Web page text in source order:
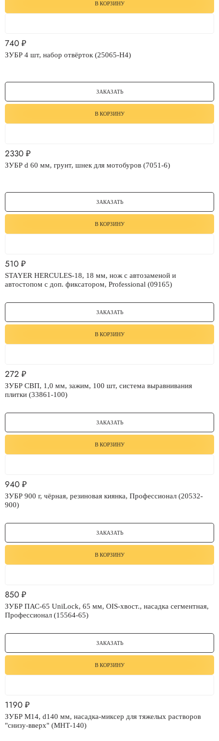
В КОРЗИНУ
740 ₽
ЗУБР 4 шт, набор отвёрток (25065-H4)
ЗАКАЗАТЬ
В КОРЗИНУ
2330 ₽
ЗУБР d 60 мм, грунт, шнек для мотобуров (7051-6)
ЗАКАЗАТЬ
В КОРЗИНУ
510 ₽
STAYER HERCULES-18, 18 мм, нож с автозаменой и
автостопом с доп. фиксатором, Professional (09165)
ЗАКАЗАТЬ
В КОРЗИНУ
272 ₽
ЗУБР СВП, 1,0 мм, зажим, 100 шт, система выравнивания
плитки (33861-100)
ЗАКАЗАТЬ
В КОРЗИНУ
940 ₽
ЗУБР 900 г, чёрная, резиновая киянка, Профессионал (20532-
900)
ЗАКАЗАТЬ
В КОРЗИНУ
850 ₽
ЗУБР ПАС-65 UniLock, 65 мм, OIS-хвост., насадка сегментная,
Профессионал (15564-65)
ЗАКАЗАТЬ
В КОРЗИНУ
1190 ₽
ЗУБР М14, d140 мм, насадка-миксер для тяжелых растворов
"снизу-вверх" (МНТ-140)